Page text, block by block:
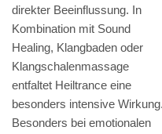
direkter Beeinflussung. In
Kombination mit Sound
Healing, Klangbaden oder
Klangschalenmassage
entfaltet Heiltrance eine
besonders intensive Wirkung.
Besonders bei emotionalen